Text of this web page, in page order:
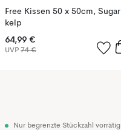
Free Kissen 50 x 50cm, Sugar
kelp
64,99 €
UVP 74 €
Nur begrenzte Stückzahl vorrätig